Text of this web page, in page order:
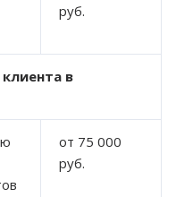
руб.
в
от 75 000
руб.